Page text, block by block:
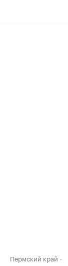
Пермский край